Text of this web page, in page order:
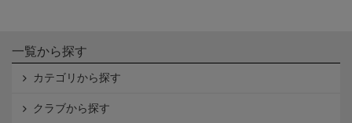
一覧から探す
カテゴリから探す
クラブから探す